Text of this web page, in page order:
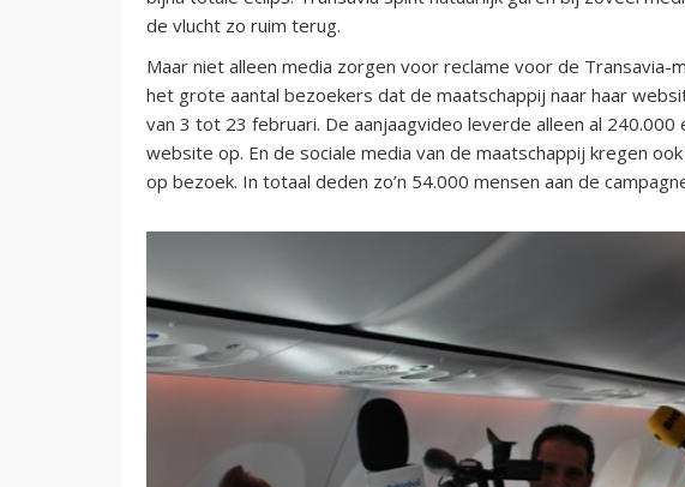
de vlucht zo ruim terug.
Maar niet alleen media zorgen voor reclame voor de Transavia-
het grote aantal bezoekers dat de maatschappij naar haar
van 3 tot 23 februari. De aanjaagvideo leverde alleen al
website op. En de sociale media van de maatschappij kregen
op bezoek. In totaal deden zo’n 54.000 mensen aan de